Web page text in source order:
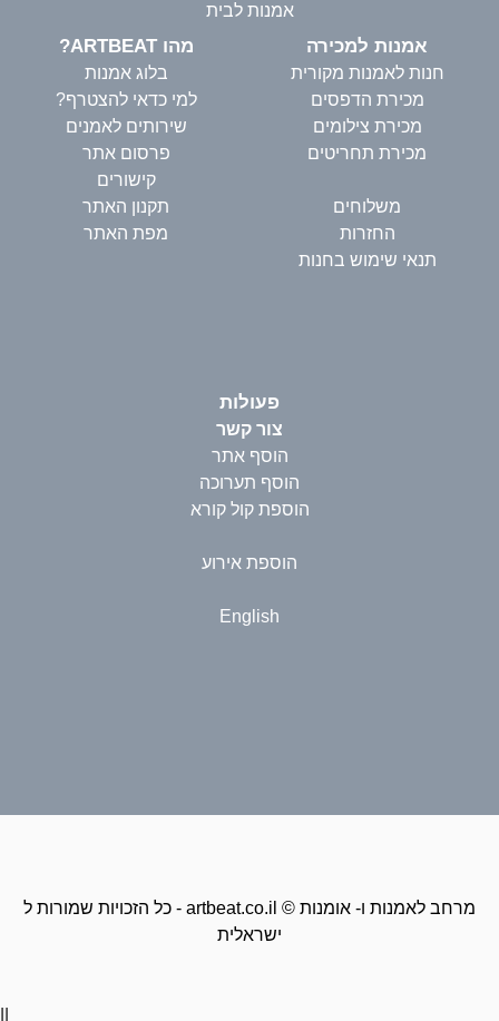
אמנות לבית
אמנות למכירה
חנות לאמנות מקורית
מכירת הדפסים
מכירת צילומים
מכירת תחריטים
משלוחים
החזרות
תנאי שימוש בחנות
מהו ARTBEAT?
בלוג אמנות
למי כדאי להצטרף?
שירותים לאמנים
פרסום אתר
קישורים
תקנון האתר
מפת האתר
פעולות
צור קשר
הוסף אתר
הוסף תערוכה
הוספת קול קורא
הוספת אירוע
English
כל הזכויות שמורות ל - artbeat.co.il © מרחב לאמנות ו- אומנות
ישראלית